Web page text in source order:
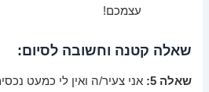
עצמכם!
שאלה קטנה וחשובה לסיום:
שאלה 5:
אני צעיר/ה ואין לי כמעט